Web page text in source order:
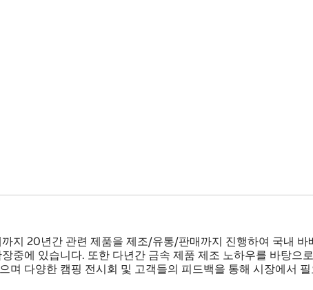
지 20년간 관련 제품을 제조/유통/판매까지 진행하여 국내 바
중에 있습니다. 또한 다년간 금속 제품 제조 노하우를 바탕으
다양한 캠핑 전시회 및 고객들의 피드백을 통해 시장에서